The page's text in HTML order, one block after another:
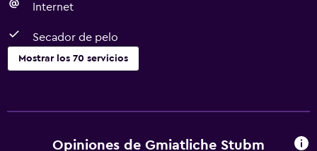
Internet
Secador de pelo
Mostrar los 70 servicios
Wifi gratis
Opiniones de Gmiatliche Stubm